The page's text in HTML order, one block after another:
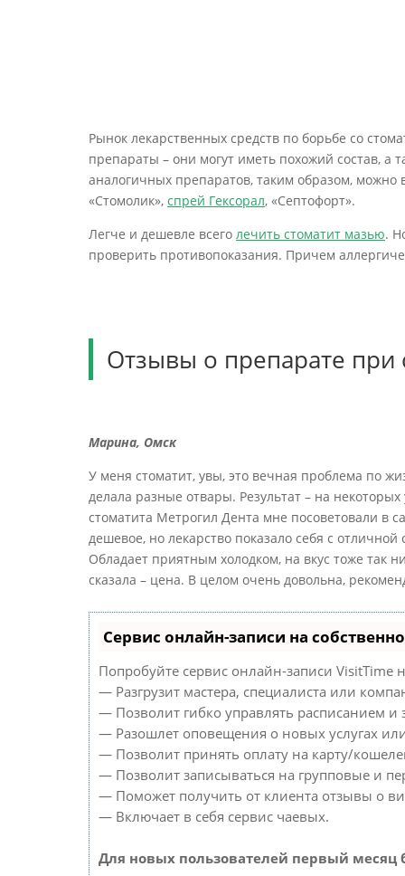
Рынок лекарственных средств по борьбе со
препараты – они могут иметь похожий состав,
аналогичных препаратов, таким образом, можно
«Стомолик», спрей Гексорал, «Септофорт».
Легче и дешевле всего лечить стоматит мазью.
проверить противопоказания. Причем
Отзывы о препарате при
Марина, Омск
У меня стоматит, увы, это вечная проблема по
делала разные отвары. Результат – на
стоматита Метрогил Дента мне посоветовали в
дешевое, но лекарство показало себя с
Обладает приятным холодком, на вкус тоже так
сказала – цена. В целом очень довольна,
Сервис онлайн-записи на
Попробуйте сервис онлайн-записи VisitTime
— Разгрузит мастера, специалиста или
— Позволит гибко управлять расписанием и
— Разошлет оповещения о новых услугах
— Позволит принять оплату на карту/
— Позволит записываться на групповые и
— Поможет получить от клиента отзывы о
— Включает в себя сервис чаевых.
Для новых пользователей первый месяц